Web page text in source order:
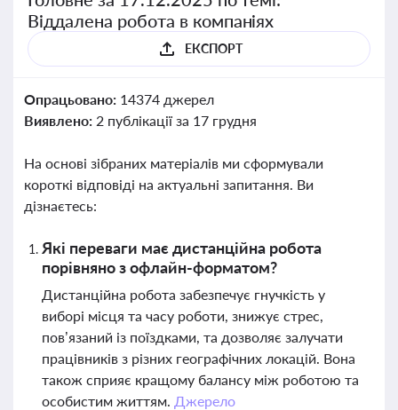
Віддалена робота в компаніях
ЕКСПОРТ
Опрацьовано: 14374 джерел
Виявлено: 2 публікації за 17 грудня
На основі зібраних матеріалів ми сформували
короткі відповіді на актуальні запитання. Ви
дізнаєтесь:
Які переваги має дистанційна робота
порівняно з офлайн-форматом?
Дистанційна робота забезпечує гнучкість у
виборі місця та часу роботи, знижує стрес,
пов’язаний із поїздками, та дозволяє залучати
працівників з різних географічних локацій. Вона
також сприяє кращому балансу між роботою та
особистим життям. Джерело